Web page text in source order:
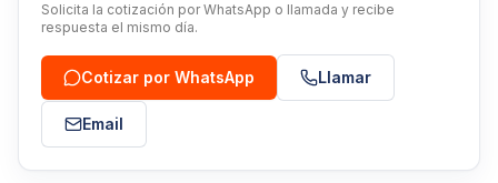
Solicita la cotización por WhatsApp o llamada y recibe
respuesta el mismo día.
Cotizar por WhatsApp Llamar
Email